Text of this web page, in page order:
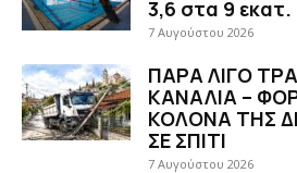
3,6 στα 9
7 Αυγούστου 2026
ΠΑΡΑ ΛΙΓΟ
ΚΑΝΑΛΙΑ –
ΚΟΛΟΝΑ ΤΗΣ
ΣΕ ΣΠΙΤΙ
7 Αυγούστου 2026